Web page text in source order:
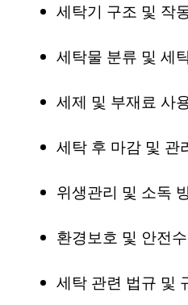
세탁기 구조 및 작
세탁물 분류 및 세
세제 및 부재료 사
세탁 후 마감 및 관
위생관리 및 소독
환경보호 및 안전
세탁 관련 법규 및